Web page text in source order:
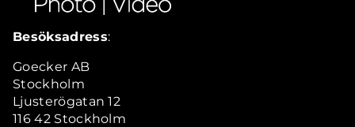
Besöksadress:
Goecker AB
Stockholm
Ljusterögatan 12
116 42 Stockholm